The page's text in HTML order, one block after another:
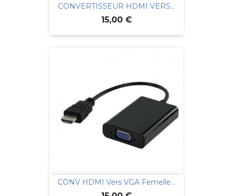
CONVERTISSEUR HDMI VERS...
Prix
15,00 €
CONV HDMI Vers VGA Femelle...